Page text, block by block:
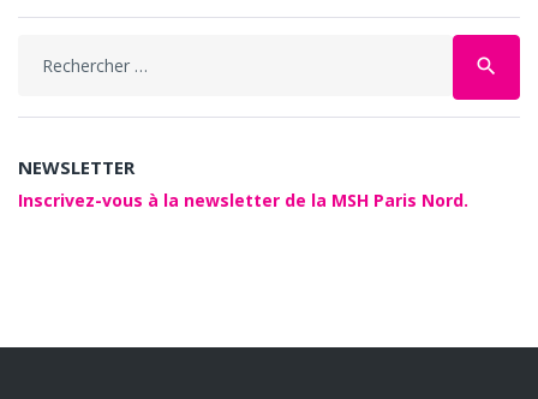
search
NEWSLETTER
Inscrivez-vous à la newsletter de la MSH Paris Nord.